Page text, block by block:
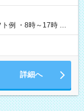
例 ・8時～17時 ・
詳細へ